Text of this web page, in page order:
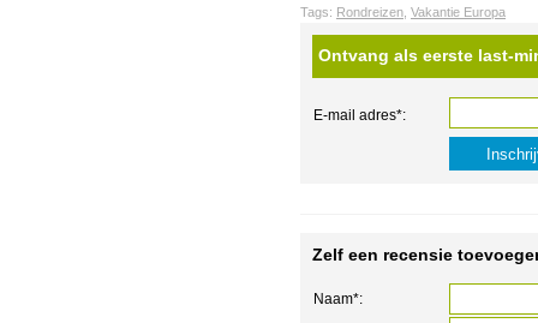
Tags: Rondreizen Vakantie Europa
Ontvang als eerste last-
E-mail adres*:
Zelf een recensie
Naam*: